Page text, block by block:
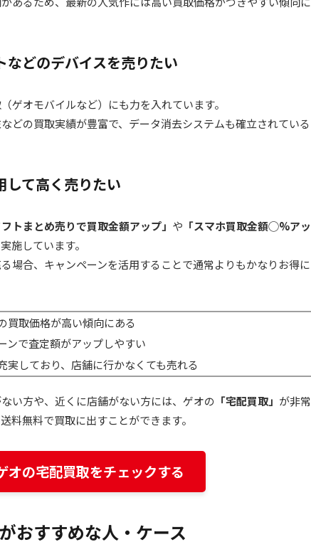
どのデバイスを売りたい
ゲオモバイルなど）にも力を入れています。
どの買取実績が豊富で、データ消去システムも確立されている
て高く売りたい
フトまとめ売りで買取金額アップ」 や 「スマホ買取金額◯%アッ
施しています。
場合、キャンペーンを活用することで通常よりもかなりお得に
買取価格が高い傾向にある
ンで査定額がアップしやすい
実しており、店舗に行かなくても売れる
い方や、近くに店舗がない方には、ゲオの 「宅配買取」 が非常
料無料で買取に出すことができます。
オの宅配買取をチェックする
おすすめな人・ケース